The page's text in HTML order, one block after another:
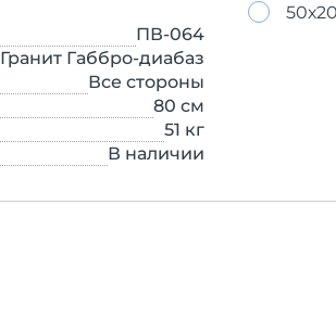
ПВ-064
Гранит Габбро-диабаз
Все стороны
80 см
51 кг
В наличии